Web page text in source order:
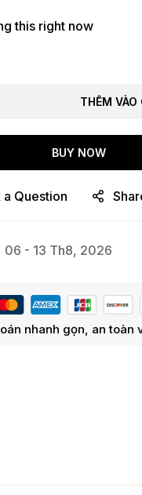
this right now
THÊM VÀO
BUY NOW
a Question
06 - 13 Th8, 2026
nhanh gọn, an toàn